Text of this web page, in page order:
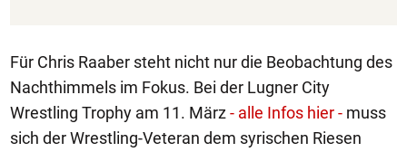
Für Chris Raaber steht nicht nur die Beobachtung des
Nachthimmels im Fokus. Bei der Lugner City
Wrestling Trophy am 11. März- alle Infos hier - muss
sich der Wrestling-Veteran dem syrischen Riesen